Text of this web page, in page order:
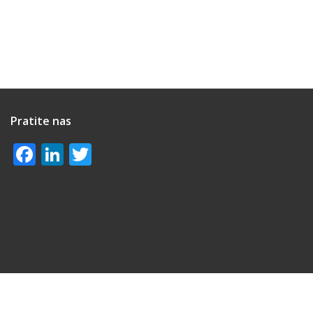
Pratite nas
Facebook
LinkedIn